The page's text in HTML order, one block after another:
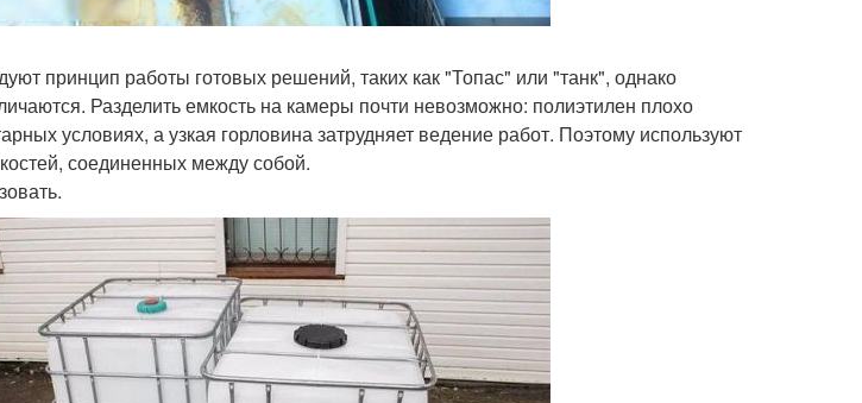
принцип работы готовых решений, таких как "Топас" или "танк", однако
Разделить емкость на камеры почти невозможно: полиэтилен плохо
условиях, а узкая горловина затрудняет ведение работ. Поэтому используют
соединенных между собой.